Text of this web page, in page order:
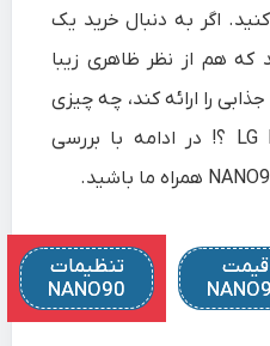
اگر به دنبال خرید یک
که هم از نظر ظاهری زیبا
را ارائه کند، چه چیزی
بررسی
همراه ما باشید.
قیمت
تنظیمات
NANO90